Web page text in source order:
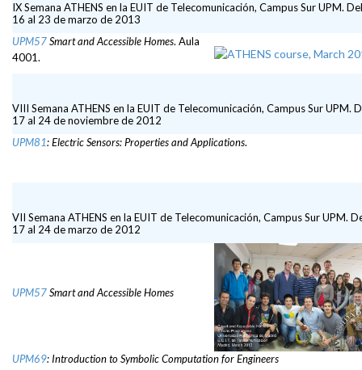
IX Semana ATHENS en la EUIT de Telecomunicación, Campus Sur UPM. Del
16 al 23 de marzo de 2013
UPM57Smart and Accessible Homes. Aula
4001.
VIII Semana ATHENS en la EUIT de Telecomunicación, Campus Sur UPM.
17 al 24 de noviembre de 2012
UPM81: Electric Sensors: Properties and Applications.
VII Semana ATHENS en la EUIT de Telecomunicación, Campus Sur UPM.
17 al 24 de marzo de 2012
UPM57Smart and Accessible Homes
UPM69: Introduction to Symbolic Computation for Engineers